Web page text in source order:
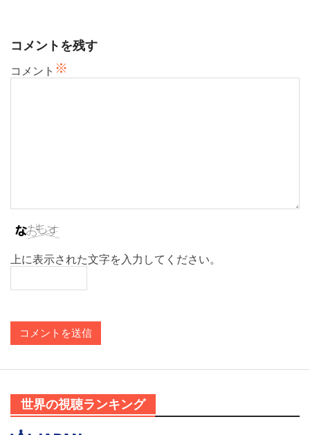
ン
コメントを残す
コメント ※
上に表示された文字を入力してください。
世界の視聴ランキング